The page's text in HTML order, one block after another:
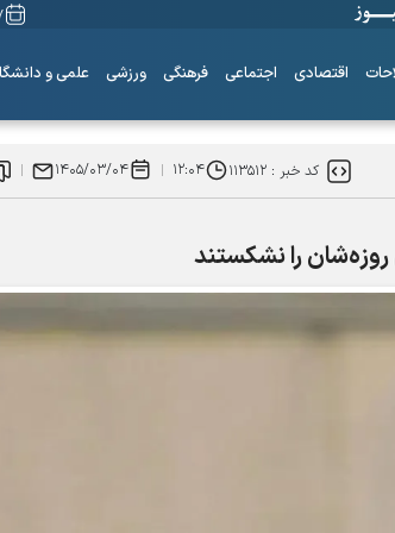
۱۷
اقتصادی اجتماعی فرهنگی ورزشی علمی و
کد خبر :۱۱۳۵۱۲ ۱۲:۰۴ ۱۴۰۵/۰۳/۰۴
روزه‌شان را نشکستند